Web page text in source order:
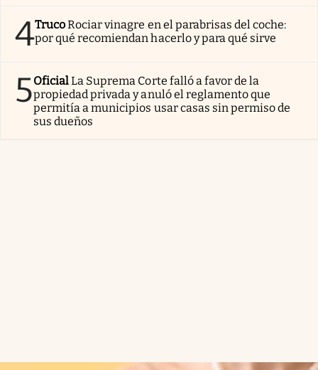
4TrucoRociar vinagre en el parabrisas del coche:
por qué recomiendan hacerlo y para qué sirve
5OficialLa Suprema Corte falló a favor de la
propiedad privada y anuló el reglamento que
permitía a municipios usar casas sin permiso de
sus dueños